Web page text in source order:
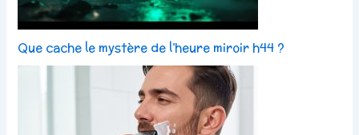
Que cache le mystère de l’heure miroir h44 ?